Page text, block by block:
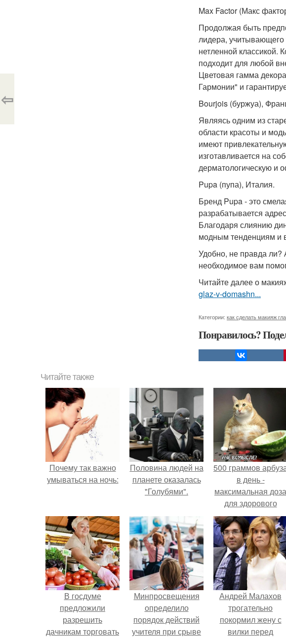
Max Factor (Макс
Продолжая быть
лидера,
нетленной классикой.
подходит для любой
Цветовая гамма
Гармонии" и
Bourjois (буржуа),
Являясь одним из
области красоты и
имеют
изготавливается на
дерматологическую и
Pupa (пупа), Италия.
Бренд Pupa - это
разрабатывается
Благодаря слиянию
модным тенденциям и
Удобно, не правда
необходимое вам
Читайте далее о
glaz-v-domashn...
Категории: как сделать макияж
Понравилось?
⇦
Читайте также
Почему так важно
умываться на ночь:
Половина людей на
планете оказалась
"Голубями".
500 граммов
в день -
максимальная доза
для здорового
взрослого,
предупредили
врачи.
В госдуме
предложили
разрешить
дачникам торговать
Минпросвещения
определило
порядок действий
учителя при срыве
Андрей Малахов
трогательно
покормил жену с
вилки перед